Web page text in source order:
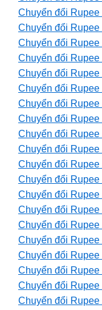
Chuyển đổi
Chuyển đổi
Chuyển đổi
Chuyển đổi
Chuyển đổi
Chuyển đổi
Chuyển đổi
Chuyển đổi
Chuyển đổi
Chuyển đổi
Chuyển đổi
Chuyển đổi
Chuyển đổi
Chuyển đổi
Chuyển đổi
Chuyển đổi
Chuyển đổi
Chuyển đổi
Chuyển đổi
Chuyển đổi